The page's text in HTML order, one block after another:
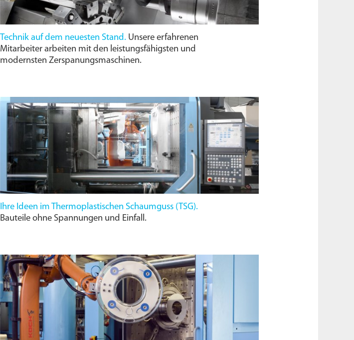
Technik auf dem neuesten Stand. Unsere erfahrenen
Mitarbeiter arbeiten mit den leistungs­fähigsten und
modernsten Zerspanungs­maschinen.
Ihre Ideen im Thermoplastischen Schaumguss ( TSG).
Bauteile ohne Spannungen und Einfall.